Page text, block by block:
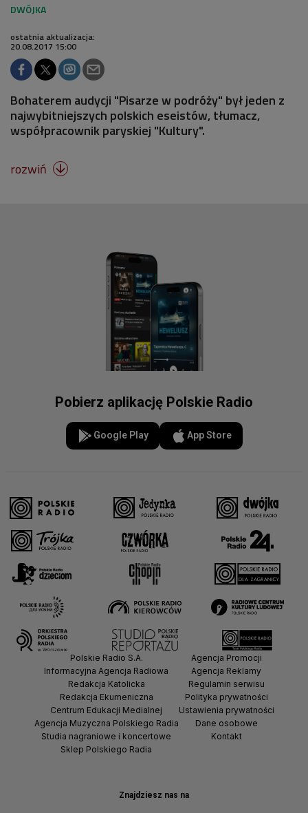
ostatnia aktualizacja:
20.08.2017 15:00
Bohaterem audycji "Pisarze w podróży" był jeden z
najwybitniejszych polskich eseistów, tłumacz,
współpracownik paryskiej "Kultury".
rozwiń 
Pobierz aplikację Polskie Radio
Google Play App Store
Znajdziesz nas na
Polskie Radio S.A.
Informacyjna Agencja Radiowa
Redakcja Katolicka
Redakcja Ekumeniczna
Centrum Edukacji Medialnej
Agencja Muzyczna Polskiego Radia
Studia nagraniowe i koncertowe
Sklep Polskiego Radia
Agencja Promocji
Agencja Reklamy
Regulamin serwisu
Polityka prywatności
Ustawienia prywatności
Dane osobowe
Kontakt